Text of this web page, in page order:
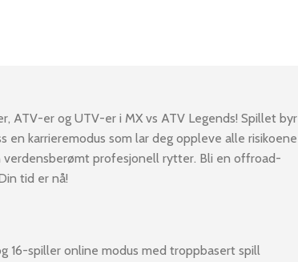
ATV-er og UTV-er i MX vs ATV Legends! Spillet byr
en karrieremodus som lar deg oppleve alle risikoene
verdensberømt profesjonell rytter. Bli en offroad-
tid er nå!
16-spiller online modus med troppbasert spill